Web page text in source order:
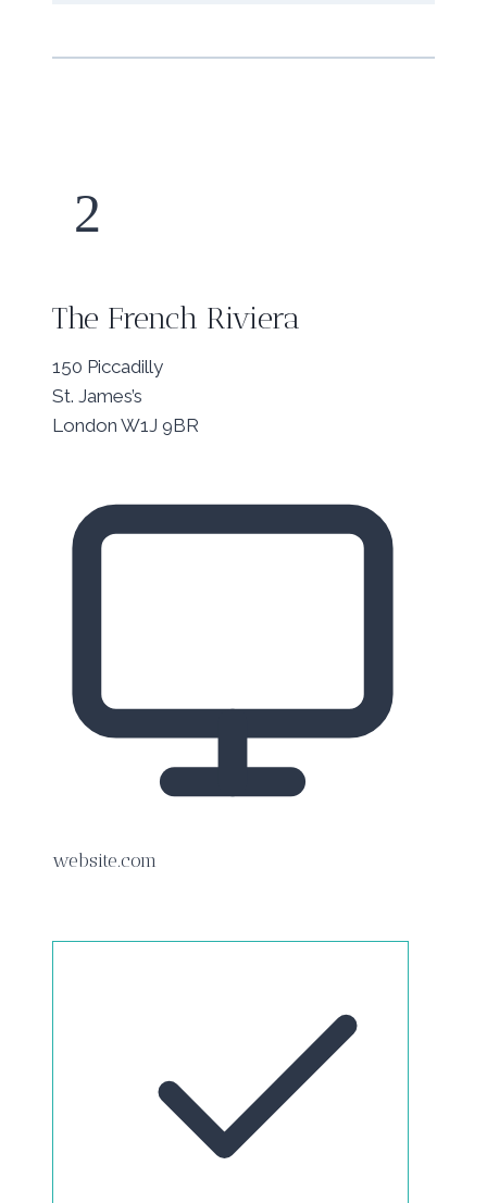
2
The French Riviera
150 Piccadilly
St. James’s
London W1J 9BR
website.com